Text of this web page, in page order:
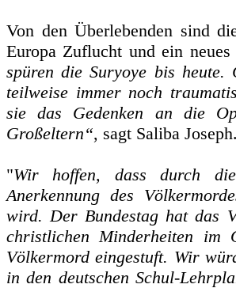
Von den Überlebenden sind
Europa Zuflucht und ein neues
spüren die Suryoye bis
teilweise immer noch
sie das Gedenken an die
Großeltern“, sagt Saliba Joseph.
"Wir hoffen, dass durch
Anerkennung des
wird. Der Bundestag hat das
christlichen Minderheiten im
Völkermord eingestuft. Wir
in den deutschen Schul-